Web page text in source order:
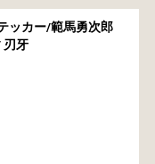
ッカー/範馬勇次郎
刃牙